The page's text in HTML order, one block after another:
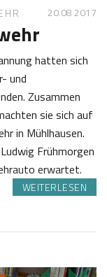
20.08 2017
hatten sich
und
Zusammen
sie sich auf
in Mühlhausen.
Frühmorgen
erwartet.
WEITERLESEN